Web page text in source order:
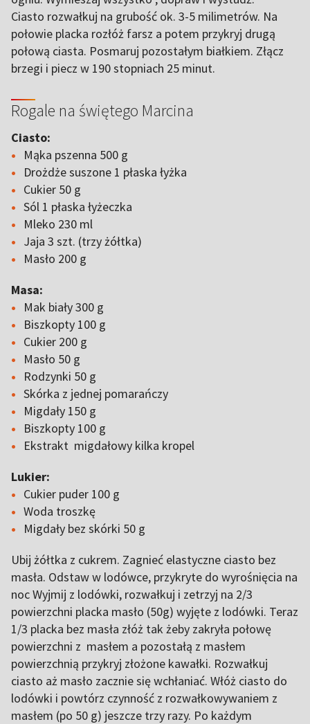
Ciasto rozwałkuj na grubość ok. 3-5 milimetrów. Na
połowie placka rozłóż farsz a potem przykryj drugą
połową ciasta. Posmaruj pozostałym białkiem. Złącz
brzegi i piecz w 190 stopniach 25 minut.
Rogale na świętego Marcina
Ciasto:
Mąka pszenna 500 g
Drożdże suszone 1 płaska łyżka
Cukier 50 g
Sól 1 płaska łyżeczka
Mleko 230 ml
Jaja 3 szt. (trzy żółtka)
Masło 200 g
Masa:
Mak biały 300 g
Biszkopty 100 g
Cukier 200 g
Masło 50 g
Rodzynki 50 g
Skórka z jednej pomarańczy
Migdały 150 g
Biszkopty 100 g
Ekstrakt migdałowy kilka kropel
Lukier:
Cukier puder 100 g
Woda troszkę
Migdały bez skórki 50 g
Ubij żółtka z cukrem. Zagnieć elastyczne ciasto bez
masła. Odstaw w lodówce, przykryte do wyrośnięcia na
noc Wyjmij z lodówki, rozwałkuj i zetrzyj na 2/3
powierzchni placka masło (50g) wyjęte z lodówki. Teraz
1/3 placka bez masła złóż tak żeby zakryła połowę
powierzchni z masłem a pozostałą z masłem
powierzchnią przykryj złożone kawałki. Rozwałkuj
ciasto aż masło zacznie się wchłaniać. Włóż ciasto do
lodówki i powtórz czynność z rozwałkowywaniem z
masłem (po 50 g) jeszcze trzy razy. Po każdym